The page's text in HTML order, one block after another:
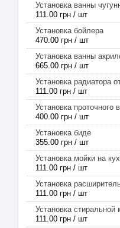
Установка ванны
111.00 грн / шт
Установка бойлера
470.00 грн / шт
Установка ванны
665.00 грн / шт
Установка радиатора
111.00 грн / шт
Установка проточного
400.00 грн / шт
Установка биде
355.00 грн / шт
Установка мойки на
111.00 грн / шт
Установка
111.00 грн / шт
Установка
111.00 грн / шт